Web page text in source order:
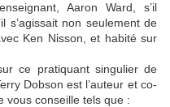
Aaron Ward, s’il
s’agissait non seulement de
Ken Nisson, et habité sur
ce pratiquant singulier de
Dobson est l’auteur et co-
vous conseille tels que :